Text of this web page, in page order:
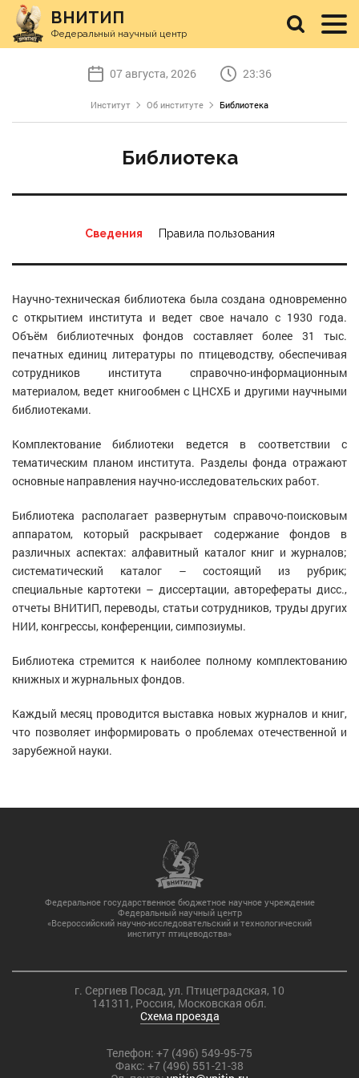
ВНИТИП
Федеральный научный центр
07 августа, 2026 23:36
Институт Об институте Библиотека
Библиотека
Сведения Правила пользования
Научно-техническая библиотека была создана одновременно
с открытием института и ведет свое начало с 1930 года.
Объём библиотечных фондов составляет более 31 тыс.
печатных единиц литературы по птицеводству, обеспечивая
сотрудников института справочно-информационным
материалом, ведет книгообмен с ЦНСХБ и другими научными
библиотеками.
Комплектование библиотеки ведется в соответствии с
тематическим планом института. Разделы фонда отражают
основные направления научно-исследовательских работ.
Библиотека располагает развернутым справочо-поисковым
аппаратом, который раскрывает содержание фондов в
различных аспектах: алфавитный каталог книг и журналов;
систематический каталог – состоящий из рубрик;
специальные картотеки – диссертации, авторефераты дисс.,
отчеты ВНИТИП, переводы, статьи сотрудников, труды других
НИИ, конгрессы, конференции, симпозиумы.
Библиотека стремится к наиболее полному комплектованию
книжных и журнальных фондов.
Каждый месяц проводится выставка новых журналов и книг,
что позволяет информировать о проблемах отечественной и
зарубежной науки.
Федеральное государственное бюджетное научное учреждение
Федеральный научный центр
«Всероссийский научно-исследовательский и технологический
институт птицеводства»
г. Сергиев Посад, ул. Птицеградская, 10
141311, Россия, Московская обл.
Схема проезда
Телефон: +7 (496) 549-95-75
Факс: +7 (496) 551-21-38